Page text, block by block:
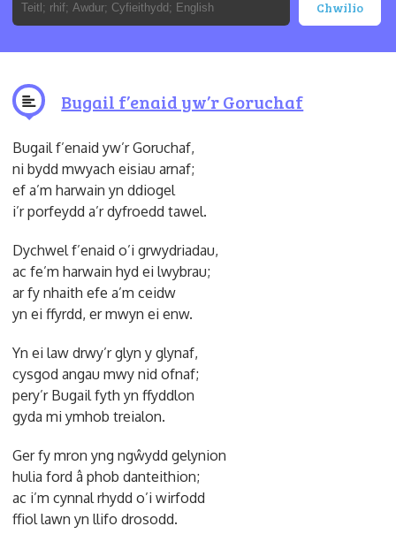
Bugail f’enaid yw’r Goruchaf
Bugail f’enaid yw’r Goruchaf,
ni bydd mwyach eisiau arnaf;
ef a’m harwain yn ddiogel
i’r porfeydd a’r dyfroedd tawel.
Dychwel f’enaid o’i grwydriadau,
ac fe’m harwain hyd ei lwybrau;
ar fy nhaith efe a’m ceidw
yn ei ffyrdd, er mwyn ei enw.
Yn ei law drwy’r glyn y glynaf,
cysgod angau mwy nid ofnaf;
pery’r Bugail fyth yn ffyddlon
gyda mi ymhob treialon.
Ger fy mron yng ngŵydd gelynion
hulia ford â phob danteithion;
ac i’m cynnal rhydd o’i wirfodd
ffiol lawn yn llifo drosodd.